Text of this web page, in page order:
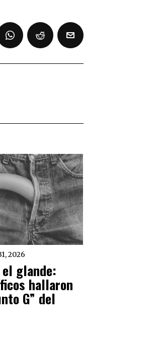
2026
el glande:
hallaron
G” del